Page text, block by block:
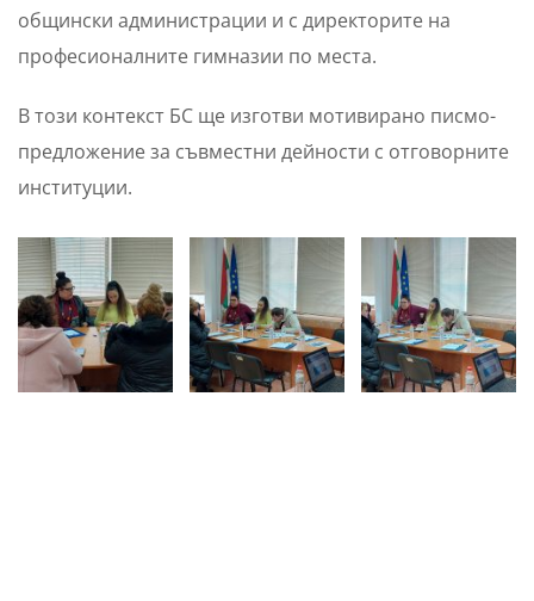
общински администрации и с директорите на
професионалните гимназии по места.
В този контекст БС ще изготви мотивирано писмо-
предложение за съвместни дейности с отговорните
институции.